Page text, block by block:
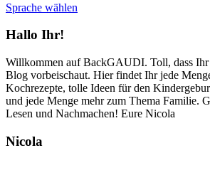
Sprache wählen
Hallo Ihr!
Willkommen auf BackGAUDI. Toll, dass Ihr
Blog vorbeischaut. Hier findet Ihr jede
Kochrezepte, tolle Ideen für den
und jede Menge mehr zum Thema Familie.
Lesen und Nachmachen! Eure Nicola
Nicola